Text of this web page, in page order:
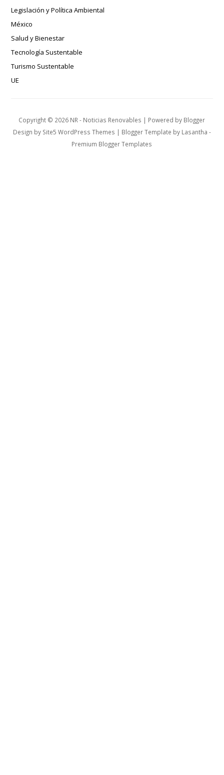
Legislación y Política Ambiental
México
Salud y Bienestar
Tecnología Sustentable
Turismo Sustentable
UE
Copyright © 2026 NR - Noticias Renovables | Powered by Blogger
Design by Site5 WordPress Themes | Blogger Template by Lasantha -
Premium Blogger Templates